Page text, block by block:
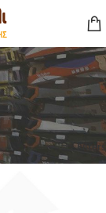
Filters